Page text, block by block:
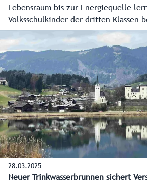
Lebensraum bis zur Energiequelle
Volksschulkinder der dritten Klassen
TrinkWasserSchule! Exakt 2.546
so viele wie noch nie, haben heuer
diesjährige Hauptpreis der Aktion,
an die 3b der Volksschule Hallwang.
28.03.2025
Neuer Trinkwasserbrunnen sichert